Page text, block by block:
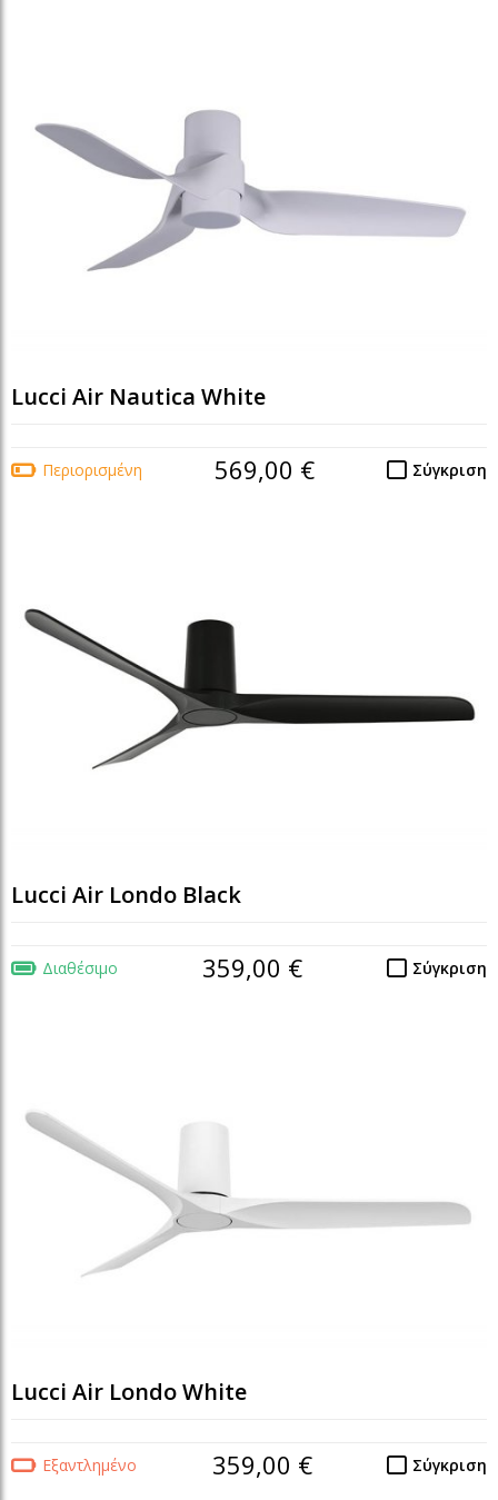
Lucci Air Nautica White
Περιορισμένη Σύγκριση
569,00 €
Lucci Air Londo Black
Διαθέσιμο Σύγκριση
359,00 €
Lucci Air Londo White
Εξαντλημένο Σύγκριση
359,00 €